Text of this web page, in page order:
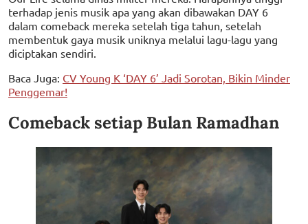
terhadap jenis musik apa yang akan dibawakan DAY 6
dalam comeback mereka setelah tiga tahun, setelah
membentuk gaya musik uniknya melalui lagu-lagu yang
diciptakan sendiri.
Baca Juga: CV Young K ‘DAY 6’ Jadi Sorotan, Bikin Minder
Penggemar!
Comeback setiap Bulan Ramadhan